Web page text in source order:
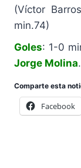
(Víctor
min.74)
Goles: 1-0
Jorge Molina
Comparte esta
Facebook